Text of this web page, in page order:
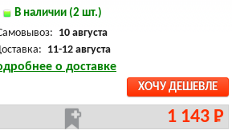
В наличии (2 шт.)
10 августа
11-12 августа
о доставке
ХОЧУ ДЕШЕВЛЕ
1 143 Р